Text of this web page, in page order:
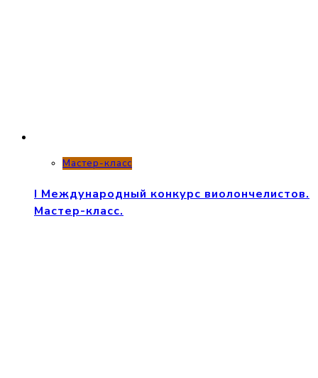
Мастер-класс
I Международный конкурс виолончелистов.
Мастер-класс.